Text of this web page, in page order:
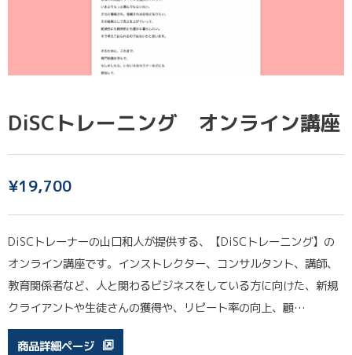
DiSCトレーニング オンライン講座
¥19,700
DiSCトレーナーの山口和人が提供する、【DiSCトレーニング】の
オンライン講座です。インストレクター、コンサルタント、講師、
教育関係者など、人と関わるビジネスをしている方に向けた、新規
クライアントや生徒さんの獲得や、リピート率の向上、顧…
商品詳細ページ